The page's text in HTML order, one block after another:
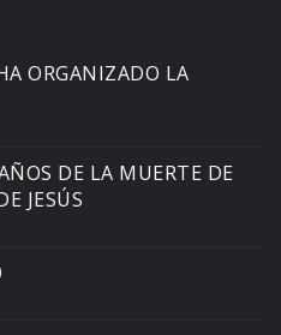
ORGANIZADO LA
DE LA MUERTE DE
JESÚS